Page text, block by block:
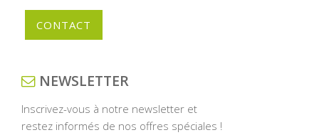
CONTACT
NEWSLETTER
Inscrivez-vous à notre newsletter et
restez informés de nos offres spéciales !